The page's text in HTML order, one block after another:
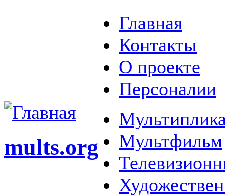
mults.org
Главная
Контакты
О проекте
Персоналии
Мультфильм